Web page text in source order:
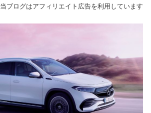
当ブログはアフィリエイト広告を利用しています